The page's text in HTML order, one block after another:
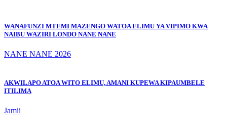
WANAFUNZI MTEMI MAZENGO WATOA ELIMU YA VIPIMO KWA
NAIBU WAZIRI LONDO NANE NANE
NANE NANE 2026
AKWILAPO ATOA WITO ELIMU, AMANI KUPEWA KIPAUMBELE
ITILIMA
Jamii